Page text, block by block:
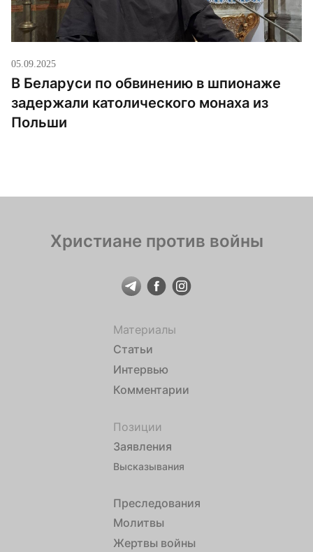
05.09.2025
В Беларуси по обвинению в шпионаже
задержали католического монаха из
Польши
Христиане против войны
Материалы
Статьи
Интервью
Комментарии
Позиции
Заявления
Высказывания
Преследования
Молитвы
Жертвы войны